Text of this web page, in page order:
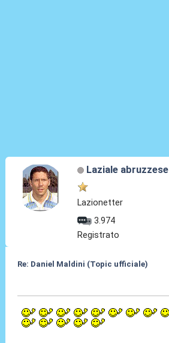
Laziale abruzzese
Lazionetter
3.974
Registrato
Re: Daniel Maldini (Topic ufficiale)